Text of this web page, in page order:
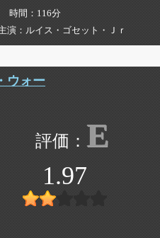
時間
116分
演 ルイス・ゴセット・Ｊｒ
ウォー
E
1.97